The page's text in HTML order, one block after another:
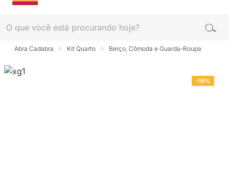
Abra Cadabra Kit Quarto Berço, Cômoda e Guarda-Roupa
-16%